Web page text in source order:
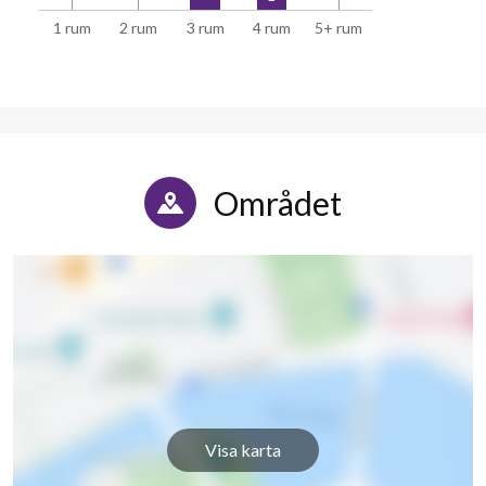
1 rum 2 rum 3 rum 4 rum 5+ rum
Området
Visa karta